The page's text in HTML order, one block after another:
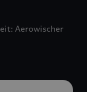
Aerowischer